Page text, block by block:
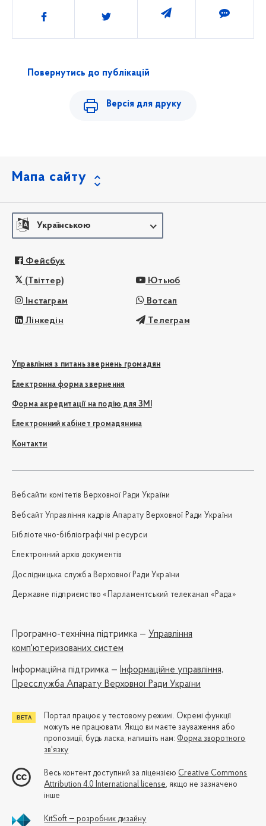
Поділитись
Повернутись до публікацій
Версія для друку
Мапа сайту
Українською
Фейсбук
(Твіттер) Ютьюб
Інстаграм Вотсап
Лінкедін Телеграм
Управління з питань звернень громадян
Електронна форма звернення
Форма акредитації на подію для ЗМІ
Електронний кабінет громадянина
Контакти
Вебсайти комітетів Верховної Ради України
Вебсайт Управління кадрів Апарату Верховної Ради України
Бібліотечно-бібліографічні ресурси
Електронний архів документів
Дослідницька служба Верховної Ради України
Державне підприємство «Парламентський телеканал «Рада»
Програмно-технічна підтримка — Управління
комп'ютеризованих систем
Iнформаційна підтримка — Інформаційне управління,
Пресслужба Апарату Верховної Ради України
Портал працює у тестовому режимі. Окремі функції
можуть не працювати. Якщо ви маєте зауваження або
пропозиції, будь ласка, напишіть нам: Форма зворотного
зв'язку
Весь контент доступний за ліцензією Creative Commons
Attribution 4.0 International license, якщо не зазначено
інше
KitSoft — розробник дизайну